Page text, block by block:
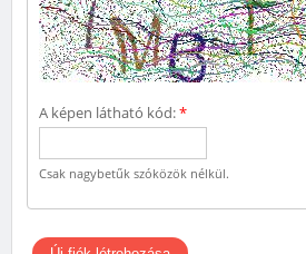
A képen látható kód:*
Csak nagybetűk szóközök nélkül.